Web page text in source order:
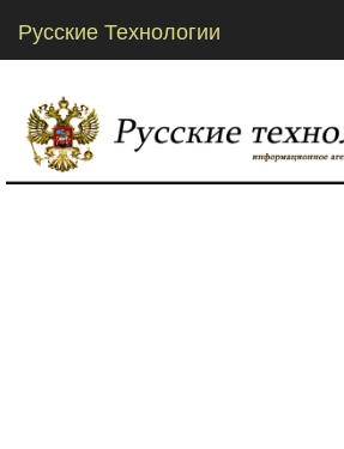
Русские Технологии